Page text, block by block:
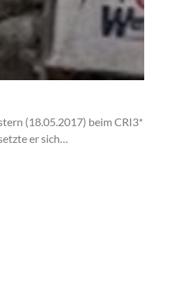
(18.05.2017) beim CRI3*
er sich…